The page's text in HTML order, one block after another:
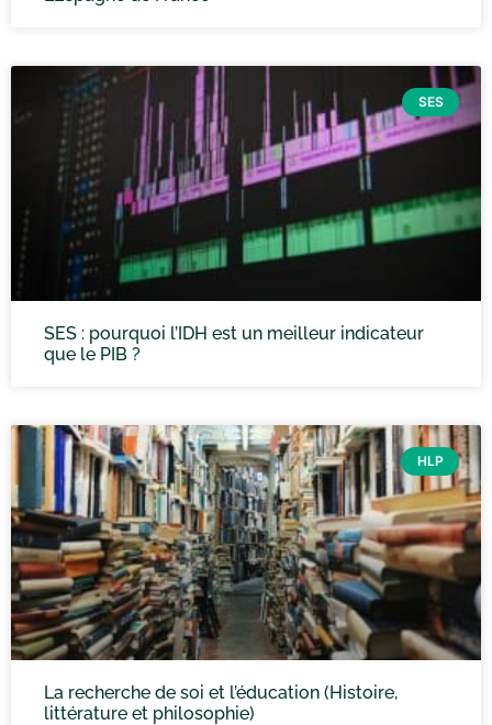
SES
SES : pourquoi l’IDH est un meilleur indicateur
que le PIB ?
HLP
La recherche de soi et l’éducation (Histoire,
littérature et philosophie)